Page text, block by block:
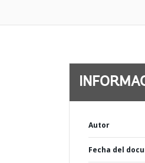
Autor
Fecha del